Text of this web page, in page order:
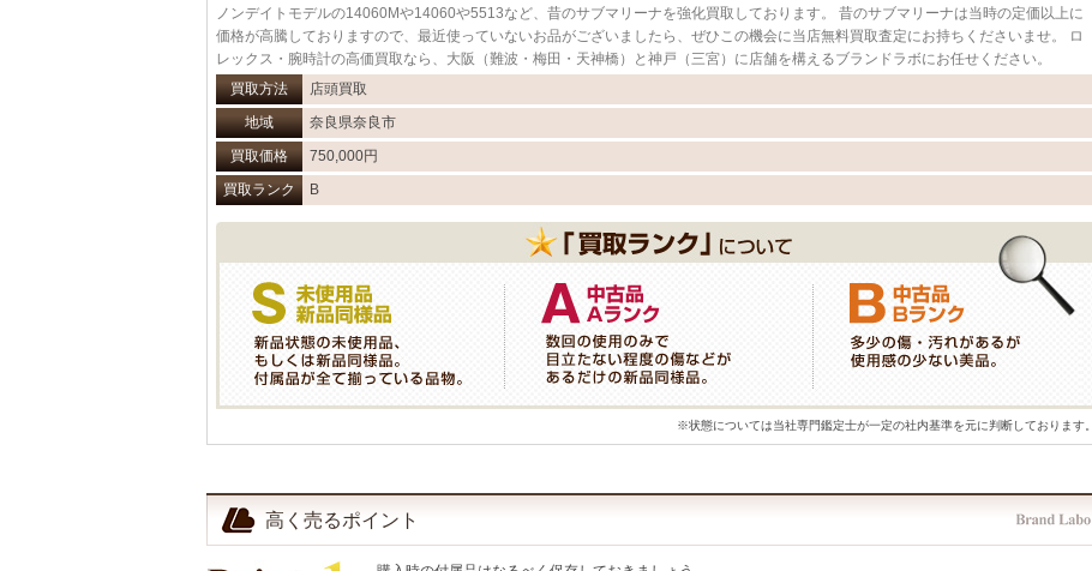
ノンデイトモデルの14060Mや14060や5513など、昔のサブマリーナを強化買取しております。 昔のサブマリーナは当時の定価以上に
価格が高騰しておりますので、最近使っていないお品がございましたら、ぜひこの機会に当店無料買取査定にお持ちくださいませ。 ロ
レックス・腕時計の高価買取なら、大阪（難波・梅田・天神橋）と神戸（三宮）に店舗を構えるブランドラボにお任せください。
買取方法
店頭買取
地域
奈良県奈良市
買取価格
750,000円
買取ランク
B
※状態については当社専門鑑定士が一定の社内基準を元に判断しております。
高く売るポイント